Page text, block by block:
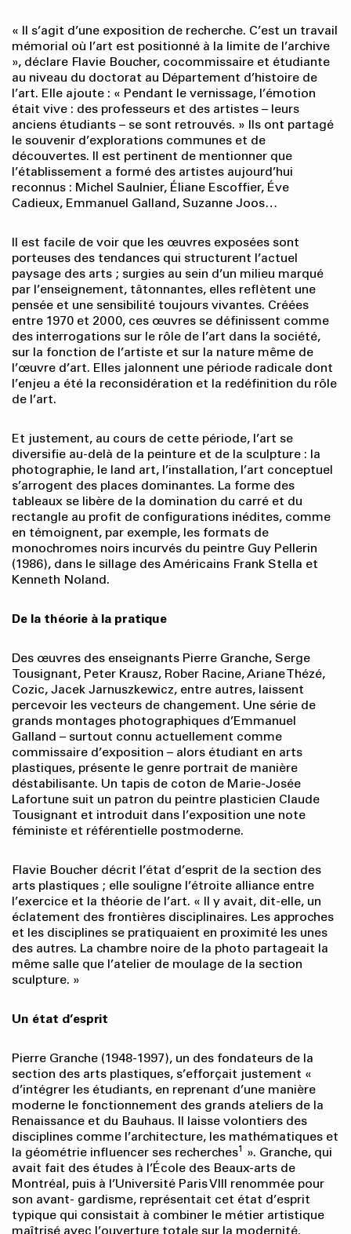
« Il s’agit d’une exposition de recherche. C’est un travail
mémorial où l’art est positionné à la limite de l’archive
», déclare Flavie Boucher, cocommissaire et étudiante
au niveau du doctorat au Département d’histoire de
l’art. Elle ajoute : « Pendant le vernissage, l’émotion
était vive : des professeurs et des artistes – leurs
anciens étudiants – se sont retrouvés. » Ils ont partagé
le souvenir d’explorations communes et de
découvertes. Il est pertinent de mentionner que
l’établissement a formé des artistes aujourd’hui
reconnus : Michel Saulnier, Éliane Escoffier, Éve
Cadieux, Emmanuel Galland, Suzanne Joos…
Il est facile de voir que les œuvres exposées sont
porteuses des tendances qui structurent l’actuel
paysage des arts ; surgies au sein d’un milieu marqué
par l’enseignement, tâtonnantes, elles reflètent une
pensée et une sensibilité toujours vivantes. Créées
entre 1970 et 2000, ces œuvres se définissent comme
des interrogations sur le rôle de l’art dans la société,
sur la fonction de l’artiste et sur la nature même de
l’œuvre d’art. Elles jalonnent une période radicale dont
l’enjeu a été la reconsidération et la redéfinition du rôle
de l’art.
Et justement, au cours de cette période, l’art se
diversifie au-delà de la peinture et de la sculpture : la
photographie, le land art, l’installation, l’art conceptuel
s’arrogent des places dominantes. La forme des
tableaux se libère de la domination du carré et du
rectangle au profit de configurations inédites, comme
en témoignent, par exemple, les formats de
monochromes noirs incurvés du peintre Guy Pellerin
(1986), dans le sillage des Américains Frank Stella et
Kenneth Noland.
De la théorie à la pratique
Des œuvres des enseignants Pierre Granche, Serge
Tousignant, Peter Krausz, Rober Racine, Ariane Thézé,
Cozic, Jacek Jarnuszkewicz, entre autres, laissent
percevoir les vecteurs de changement. Une série de
grands montages photographiques d’Emmanuel
Galland – surtout connu actuellement comme
commissaire d’exposition – alors étudiant en arts
plastiques, présente le genre portrait de manière
déstabilisante. Un tapis de coton de Marie-Josée
Lafortune suit un patron du peintre plasticien Claude
Tousignant et introduit dans l’exposition une note
féministe et référentielle postmoderne.
Flavie Boucher décrit l’état d’esprit de la section des
arts plastiques ; elle souligne l’étroite alliance entre
l’exercice et la théorie de l’art. « Il y avait, dit-elle, un
éclatement des frontières disciplinaires. Les approches
et les disciplines se pratiquaient en proximité les unes
des autres. La chambre noire de la photo partageait la
même salle que l’atelier de moulage de la section
sculpture. »
Un état d’esprit
Pierre Granche (1948-1997), un des fondateurs de la
section des arts plastiques, s’efforçait justement «
d’intégrer les étudiants, en reprenant d’une manière
moderne le fonctionnement des grands ateliers de la
Renaissance et du Bauhaus. Il laisse volontiers des
disciplines comme l’architecture, les mathématiques et
la géométrie influencer ses recherches1 ». Granche, qui
avait fait des études à l’École des Beaux-arts de
Montréal, puis à l’Université Paris Vlll renommée pour
son avant- gardisme, représentait cet état d’esprit
typique qui consistait à combiner le métier artistique
maîtrisé avec l’ouverture totale sur la modernité.